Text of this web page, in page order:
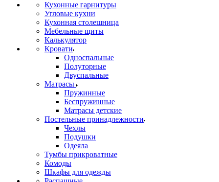
Кухонные гарнитуры
Угловые кухни
Кухонная столешница
Мебельные щиты
Калькулятор
Кровати
Односпальные
Полуторные
Двуспальные
Матрасы
Пружинные
Беспружинные
Матрасы детские
Постельные принадлежности
Чехлы
Подушки
Одеяла
Тумбы прикроватные
Комоды
Шкафы для одежды